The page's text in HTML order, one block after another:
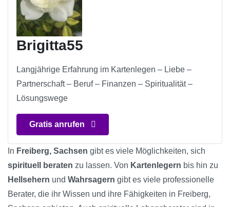
Brigitta55
Langjährige Erfahrung im Kartenlegen – Liebe –
Partnerschaft – Beruf – Finanzen – Spiritualität –
Lösungswege
Gratis anrufen
In Freiberg, Sachsen gibt es viele Möglichkeiten, sich
spirituell beraten zu lassen. Von Kartenlegern bis hin zu
Hellsehern und Wahrsagern gibt es viele professionelle
Berater, die ihr Wissen und ihre Fähigkeiten in Freiberg,